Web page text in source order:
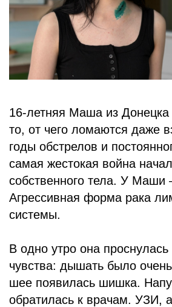
16-летняя Маша из
то, от чего ломаются даже
годы обстрелов и
самая жестокая война
собственного тела. У
Агрессивная форма рака
системы.
В одно утро она
чувства: дышать было
шее появилась шишка.
обратилась к врачам. УЗИ,